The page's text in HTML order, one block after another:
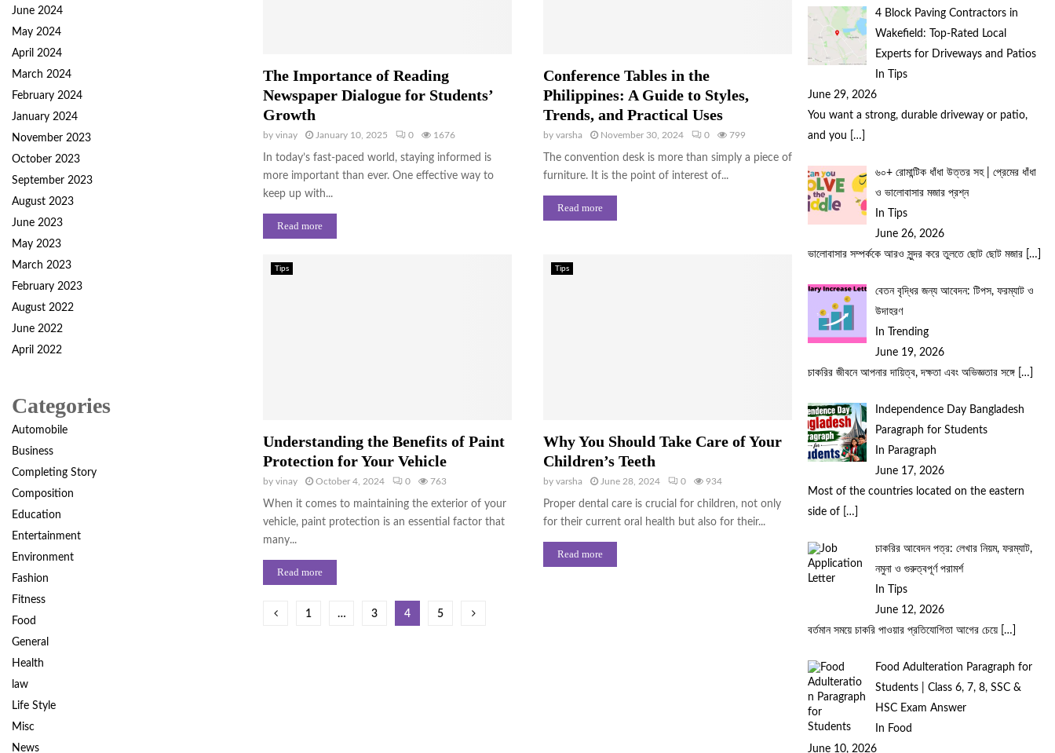
The Importance of Reading
Newspaper Dialogue for Students’
Growth
by vinay January 10, 2025 0 1676
In today’s fast-paced world, staying informed is
more important than ever. One effective way to
keep up with...
Read more
Conference Tables in the
Philippines: A Guide to Styles,
Trends, and Practical Uses
by varsha November 30, 2024 0 799
The convention desk is more than simply a piece of
furniture. It is the point of interest of...
Read more
Tips
Understanding the Benefits of Paint
Protection for Your Vehicle
by vinay October 4, 2024 0 763
When it comes to maintaining the exterior of your
vehicle, paint protection is an essential factor that
many...
Read more
Tips
Why You Should Take Care of Your
Children’s Teeth
by varsha June 28, 2024 0 934
Proper dental care is crucial for children, not only
for their current oral health but also for their...
Read more
Posts
1 … 3 4 5
June 2024
May 2024
April 2024
March 2024
February 2024
January 2024
November 2023
October 2023
September 2023
August 2023
June 2023
May 2023
March 2023
February 2023
August 2022
June 2022
April 2022
Categories
Automobile
Business
Completing Story
Composition
Education
Entertainment
Environment
Fashion
Fitness
Food
General
Health
law
Life Style
Misc
News
4 Block Paving Contractors in
Wakefield: Top-Rated Local
Experts for Driveways and Patios
In Tips
June 29, 2026
You want a strong, durable driveway or patio,
and you
[…]
৬০+ রোমান্টিক ধাঁধা উত্তর সহ | প্রেমের ধাঁধা
ও ভালোবাসার মজার প্রশ্ন
In Tips
June 26, 2026
ভালোবাসার সম্পর্ককে আরও সুন্দর করে তুলতে ছোট ছোট মজার
[…]
বেতন বৃদ্ধির জন্য আবেদন: টিপস, ফরম্যাট ও
উদাহরণ
In Trending
June 19, 2026
চাকরির জীবনে আপনার দায়িত্ব, দক্ষতা এবং অভিজ্ঞতার সঙ্গে
[…]
Independence Day Bangladesh
Paragraph for Students
In Paragraph
June 17, 2026
Most of the countries located on the eastern
side of
[…]
চাকরির আবেদন পত্র: লেখার নিয়ম, ফরম্যাট,
নমুনা ও গুরুত্বপূর্ণ পরামর্শ
In Tips
June 12, 2026
বর্তমান সময়ে চাকরি পাওয়ার প্রতিযোগিতা আগের চেয়ে
[…]
Food Adulteration Paragraph for
Students | Class 6, 7, 8, SSC &
HSC Exam Answer
In Food
June 10, 2026